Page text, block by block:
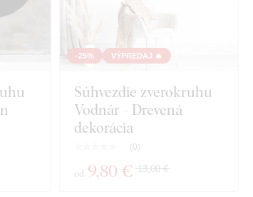
-25% VÝPREDAJ 🔥
Súhvezdie zverokruhu
Vodnár - Drevená
dekorácia
( 0)
od 9,80 € 13,00 €